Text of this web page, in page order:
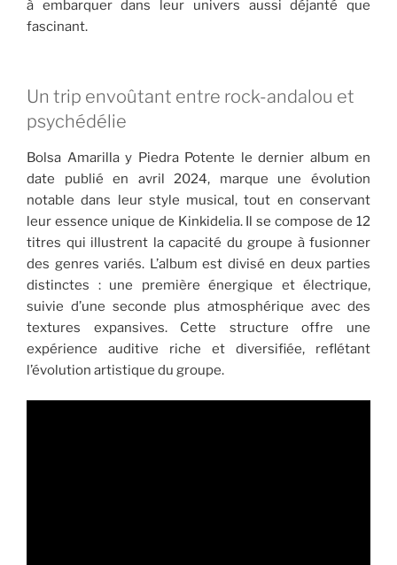
à embarquer dans leur univers aussi déjanté que
fascinant.
Un trip envoûtant entre rock-andalou et
psychédélie
Bolsa Amarilla y Piedra Potente le dernier album en
date publié en avril 2024, marque une évolution
notable dans leur style musical, tout en conservant
leur essence unique de Kinkidelia. Il se compose de 12
titres qui illustrent la capacité du groupe à fusionner
des genres variés. L’album est divisé en deux parties
distinctes : une première énergique et électrique,
suivie d’une seconde plus atmosphérique avec des
textures expansives. Cette structure offre une
expérience auditive riche et diversifiée, reflétant
l’évolution artistique du groupe.